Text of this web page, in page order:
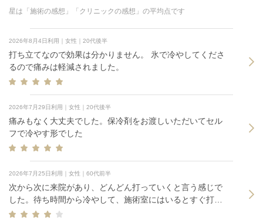
星は「施術の感想」「クリニックの感想」の平均点です
2026年8月4日利用｜女性｜20代後半
打ち立てなので効果は分かりません。 氷で冷やしてくださ
るので痛みは軽減されました。
2026年7月29日利用｜女性｜20代後半
痛みもなく大丈夫でした。保冷剤をお渡しいただいてセル
フで冷やす形でした
2026年7月25日利用｜女性｜60代前半
次から次に来院があり、どんどん打っていくと言う感じで
した。待ち時間から冷やして、施術室にはいるとすぐ打っ
て、あっというまでした。